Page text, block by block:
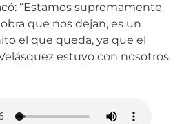
“Estamos supremamente
que nos dejan, es un
el que queda, ya que el
estuvo con nosotros